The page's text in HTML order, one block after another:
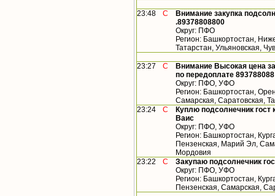
23:48 С
Внимание закупка
.89378808800
Округ: ПФО
Регион: Башкортостан,
Татарстан, Ульяновская,
23:27 С
Внимание Высокая цена
по передоплате 893788088
Округ: ПФО, УФО
Регион: Башкортостан,
Самарская, Саратовская,
23:24
С
Куплю подсолнечник
Ваис
Округ: ПФО, УФО
Регион: Башкортостан,
Пензенская, Марий Эл,
Мордовия
23:22
С
Закупаю подсолнечник
Округ: ПФО, УФО
Регион: Башкортостан,
Пензенская, Самарская,